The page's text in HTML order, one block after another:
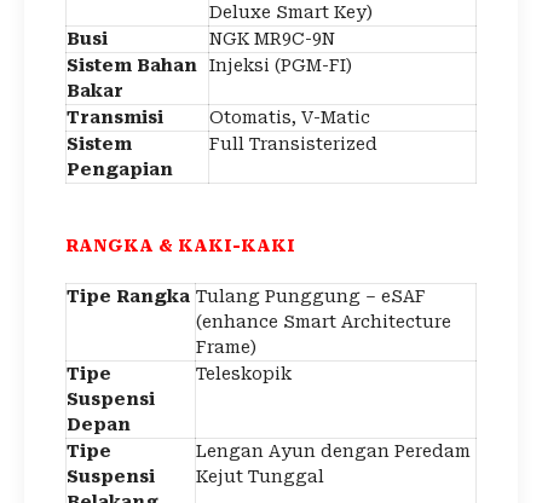
Deluxe Smart Key)
Busi
NGK MR9C-9N
Sistem Bahan
Bakar
Injeksi (PGM-FI)
Transmisi
Otomatis, V-Matic
Sistem
Pengapian
Full Transisterized
RANGKA & KAKI-KAKI
Tipe Rangka Tulang Punggung – eSAF
(enhance Smart Architecture
Frame)
Tipe
Suspensi
Depan
Teleskopik
Tipe
Suspensi
Lengan Ayun dengan Peredam
Kejut Tunggal